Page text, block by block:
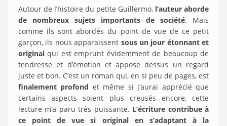
Autour de l’histoire du petite Guillermo, l’auteur aborde
de nombreux sujets importants de société. Mais
comme ils sont abordés du point de vue de ce petit
garçon, ils nous apparaissent sous un jour étonnant et
original qui est emprunt évidemment de beaucoup de
tendresse et d’émotion et appose dessus un regard
juste et bon. C’est un roman qui, en si peu de pages, est
finalement profond et même si j’aurai apprécié que
certains aspects soient plus creusés encore, cette
lecture m’a paru très puissante. L’écriture contribue à
ce point de vue si original en s’adaptant à la